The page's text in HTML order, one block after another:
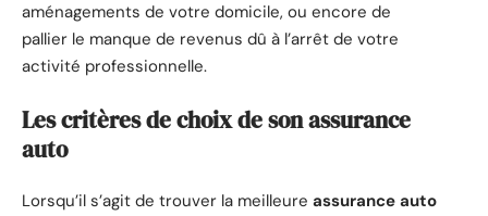
aménagements de votre domicile, ou encore de
pallier le manque de revenus dû à l’arrêt de votre
activité professionnelle.
Les critères de choix de son assurance
auto
Lorsqu’il s’agit de trouver la meilleure assurance auto